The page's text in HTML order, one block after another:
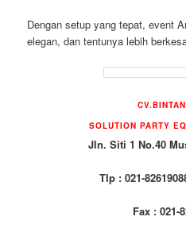
Dengan setup yang tepat, event
elegan, dan tentunya lebih
SOLUTION PARTY
Jln. Siti 1 No.40
Tlp : 021-
Fax : 021-